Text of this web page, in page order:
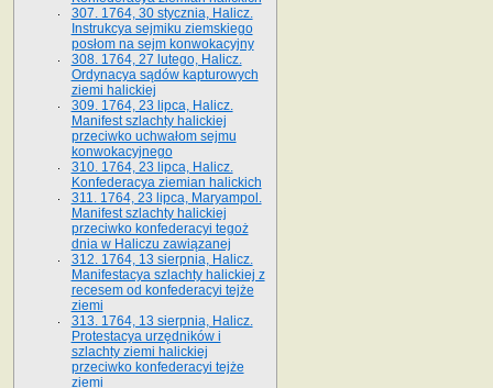
307. 1764, 30 stycznia, Halicz.
Instrukcya sejmiku ziemskiego
posłom na sejm konwokacyjny
308. 1764, 27 lutego, Halicz.
Ordynacya sądów kapturowych
ziemi halickiej
309. 1764, 23 lipca, Halicz.
Manifest szlachty halickiej
przeciwko uchwałom sejmu
konwokacyjnego
310. 1764, 23 lipca, Halicz.
Konfederacya ziemian halickich
311. 1764, 23 lipca, Maryampol.
Manifest szlachty halickiej
przeciwko konfederacyi tegoż
dnia w Haliczu zawiązanej
312. 1764, 13 sierpnia, Halicz.
Manifestacya szlachty halickiej z
recesem od konfederacyi tejże
ziemi
313. 1764, 13 sierpnia, Halicz.
Protestacya urzędników i
szlachty ziemi halickiej
przeciwko konfederacyi tejże
ziemi